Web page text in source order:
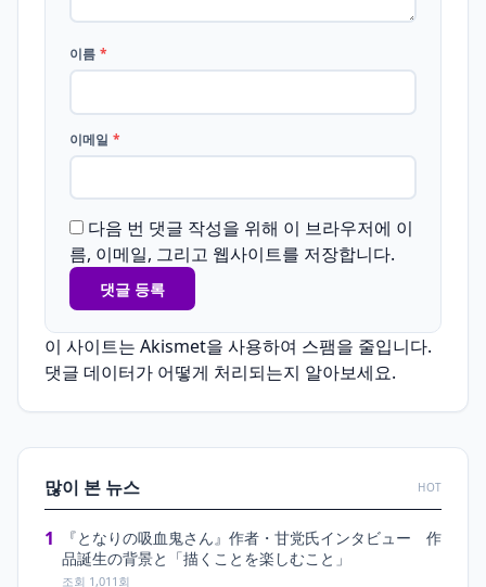
이름 *
이메일 *
다음 번 댓글 작성을 위해 이 브라우저에 이
름, 이메일, 그리고 웹사이트를 저장합니다.
이 사이트는 Akismet을 사용하여 스팸을 줄입니다.
댓글 데이터가 어떻게 처리되는지 알아보세요.
많이 본 뉴스 HOT
1
『となりの吸血鬼さん』作者・甘党氏インタビュー 作
品誕生の背景と「描くことを楽しむこと」
조회 1,011회